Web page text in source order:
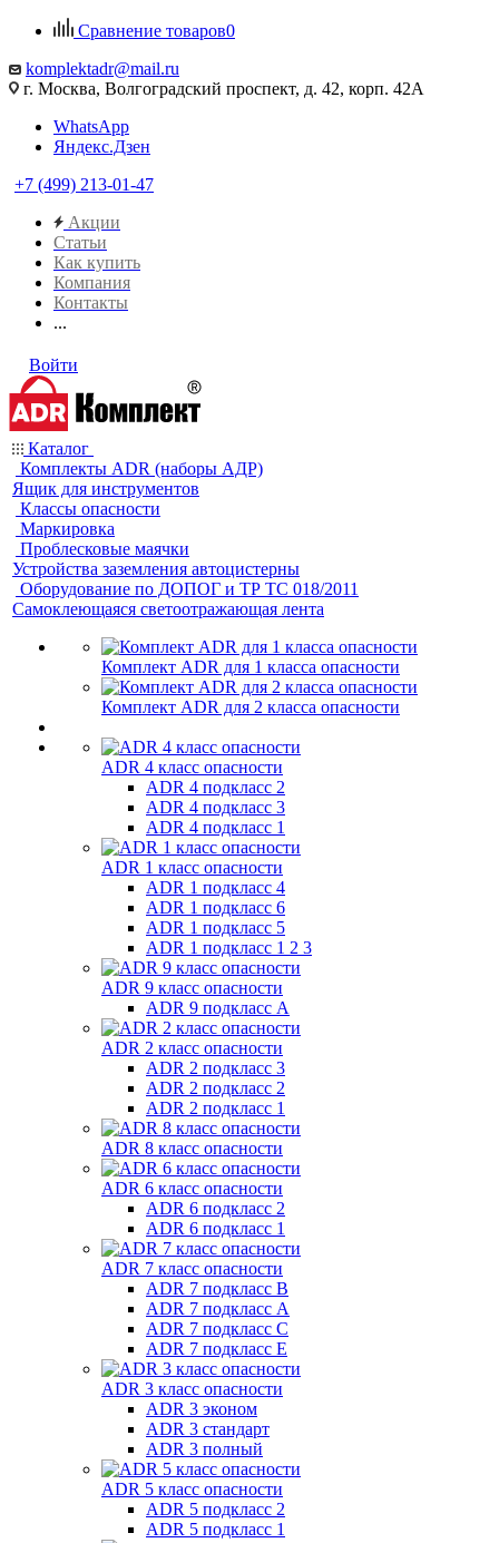
Сравнение товаров0
komplektadr@mail.ru
г. Москва, Волгоградский проспект, д. 42, корп. 42А
WhatsApp
Яндекс.Дзен
+7 (499) 213-01-47
Акции
Статьи
Как купить
Компания
Контакты
...
Войти
Каталог
Комплекты ADR (наборы АДР)
Ящик для инструментов
Классы опасности
Маркировка
Проблесковые маячки
Устройства заземления автоцистерны
Оборудование по ДОПОГ и ТР ТС 018/2011
Самоклеющаяся светоотражающая лента
Комплект ADR для 1 класса опасности
Комплект ADR для 2 класса опасности
ADR 4 класс опасности
ADR 4 подкласс 2
ADR 4 подкласс 3
ADR 4 подкласс 1
ADR 1 класс опасности
ADR 1 подкласс 4
ADR 1 подкласс 6
ADR 1 подкласс 5
ADR 1 подкласс 1 2 3
ADR 9 класс опасности
ADR 9 подкласс A
ADR 2 класс опасности
ADR 2 подкласс 3
ADR 2 подкласс 2
ADR 2 подкласс 1
ADR 8 класс опасности
ADR 6 класс опасности
ADR 6 подкласс 2
ADR 6 подкласс 1
ADR 7 класс опасности
ADR 7 подкласс B
ADR 7 подкласс A
ADR 7 подкласс C
ADR 7 подкласс E
ADR 3 класс опасности
ADR 3 эконом
ADR 3 стандарт
ADR 3 полный
ADR 5 класс опасности
ADR 5 подкласс 2
ADR 5 подкласс 1